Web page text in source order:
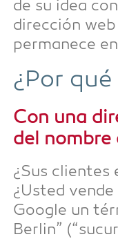
de su idea
dirección
per­ma­nece
¿Por
Con una
del nombre
¿Sus cli­entes
¿Usted
Goog­le un
Ber­lin”